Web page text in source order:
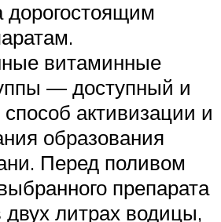
дорогостоящим
витаминные
— доступный и
активизации и
образования
Перед поливом
препарата
двух литрах водицы,